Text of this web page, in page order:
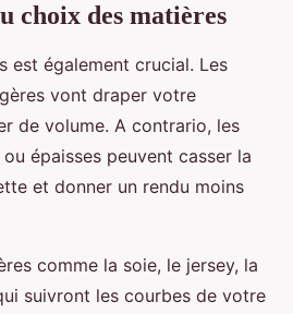
choix des matières
est également crucial. Les
vont draper votre
de volume. A contrario, les
épaisses peuvent casser la
et donner un rendu moins
comme la soie, le jersey, la
suivront les courbes de votre